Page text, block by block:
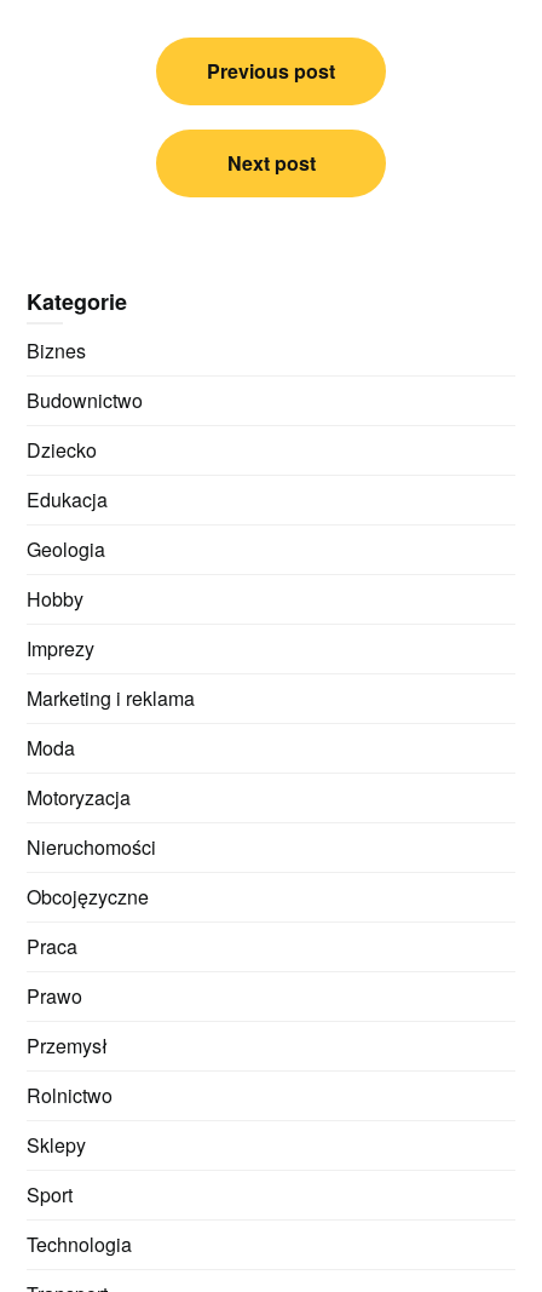
Nawigacja
Previous post
Next post
Kategorie
Biznes
Budownictwo
Dziecko
Edukacja
Geologia
Hobby
Imprezy
Marketing i reklama
Moda
Motoryzacja
Nieruchomości
Obcojęzyczne
Praca
Prawo
Przemysł
Rolnictwo
Sklepy
Sport
Technologia